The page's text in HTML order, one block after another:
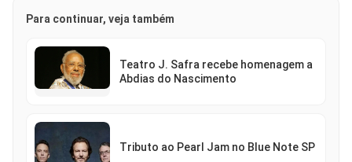
Para continuar, veja também
Teatro J. Safra recebe homenagem a
Abdias do Nascimento
Tributo ao Pearl Jam no Blue Note SP